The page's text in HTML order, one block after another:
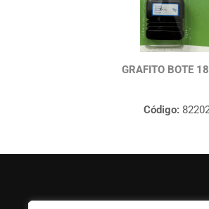
GRAFITO BOTE
Código: